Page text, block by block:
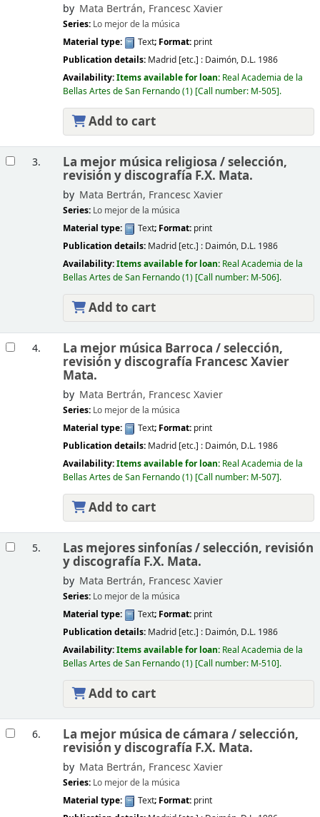
by Mata Bertrán, Francesc Xavier
Series: Lo mejor de la música
Material type:
Text; Format: print
Publication details: Madrid [etc.] : Daimón, D.L. 1986
Availability:Items available for loan: Real Academia de la
Bellas Artes de San Fernando(1) Call number: M-505 .
Add to cart
3. La mejor música religiosa /selección,
revisión y discografía F.X. Mata.
by Mata Bertrán, Francesc Xavier
Series: Lo mejor de la música
Material type:
Text; Format: print
Publication details: Madrid [etc.] : Daimón, D.L. 1986
Availability:Items available for loan: Real Academia de la
Bellas Artes de San Fernando(1) Call number: M-506 .
Add to cart
4. La mejor música Barroca /selección,
revisión y discografía Francesc Xavier
Mata.
by Mata Bertrán, Francesc Xavier
Series: Lo mejor de la música
Material type:
Text; Format: print
Publication details: Madrid [etc.] : Daimón, D.L. 1986
Availability:Items available for loan: Real Academia de la
Bellas Artes de San Fernando(1) Call number: M-507 .
Add to cart
5. Las mejores sinfonías /selección, revisión
y discografía F.X. Mata.
by Mata Bertrán, Francesc Xavier
Series: Lo mejor de la música
Material type:
Text; Format: print
Publication details: Madrid [etc.] : Daimón, D.L. 1986
Availability:Items available for loan: Real Academia de la
Bellas Artes de San Fernando(1) Call number: M-510 .
Add to cart
6. La mejor música de cámara /selección,
revisión y discografía F.X. Mata.
by Mata Bertrán, Francesc Xavier
Series: Lo mejor de la música
Material type:
Text; Format: print